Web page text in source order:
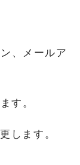
、メールア
す。
します。